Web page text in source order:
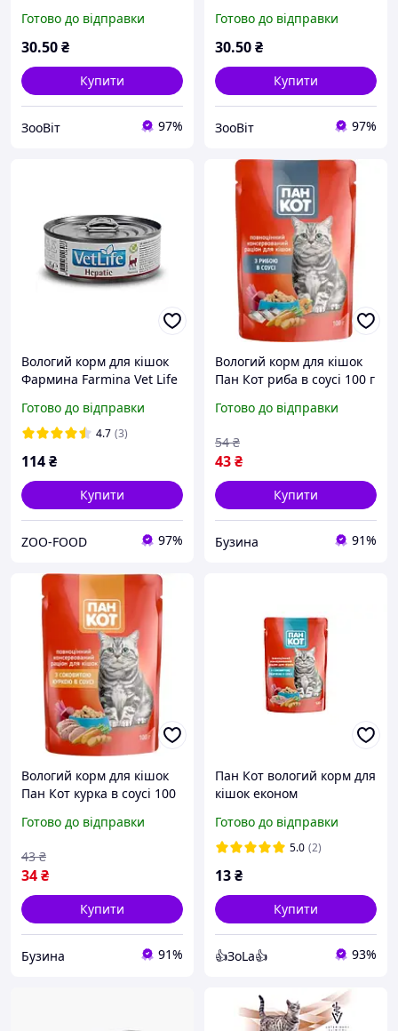
шматочки в соусі
(індичка, шпинат) 85 г
Готово до відправки
30.50₴
Купити
ЗооВіт 97%
яловичиною та томатами
85 г newyork
Готово до відправки
30.50₴
Купити
ЗооВіт 97%
Вологий корм для кішок
Фармина Farmina Vet Life
дієтичний при печінковій
недостатності 85 г
Готово до відправки
4.7 (3)
114₴
Купити
ZOO-FOOD 97%
Вологий корм для кішок
Пан Кот риба в соусі 100 г
Готово до відправки
43₴
54 ₴
Купити
Бузина 91%
Вологий корм для кішок
Пан Кот курка в соусі 100
Готово до відправки
34₴
43 ₴
Купити
Бузина 91%
Пан Кот вологий корм для
кішок економ
шматочки в соусі 100 г
індичка
Готово до відправки
5.0 (2)
13₴
Купити
👍ЗоLa👍 93%